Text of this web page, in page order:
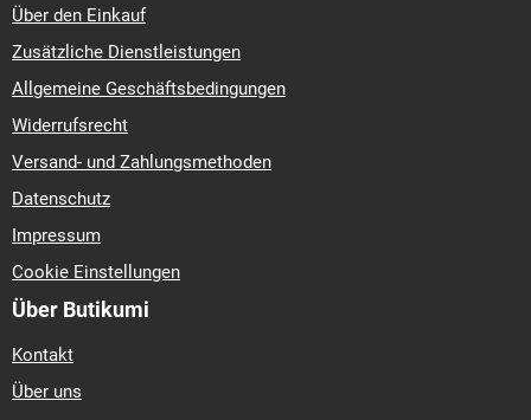
Über den Einkauf
Zusätzliche Dienstleistungen
Allgemeine Geschäftsbedingungen
Widerrufsrecht
Versand- und Zahlungsmethoden
Datenschutz
Impressum
Cookie Einstellungen
Über Butikumi
Kontakt
Über uns